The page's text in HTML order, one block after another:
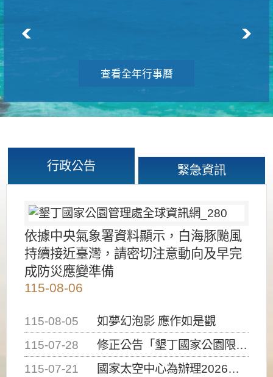
查看全年行事曆
行政公告 緊急資訊
依據中央氣象署資料顯示，白海豚颱風
持續接近臺灣，請密切注意動向及早完
成防災應變準備
115-08-06
115-08-05
如夢幻泡影 應作如是觀
115-07-28
修正公告「墾丁國家公園限制水域遊憩活動之種類、範圍、時間及行為」，自即日生效。
115-07-21
國家太空中心為辦理2026台灣盃火箭競賽，陸、海、空域警戒及協調相關事宜，因颱風備案事宜